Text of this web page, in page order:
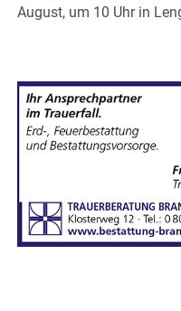
August, um 10 Uhr in